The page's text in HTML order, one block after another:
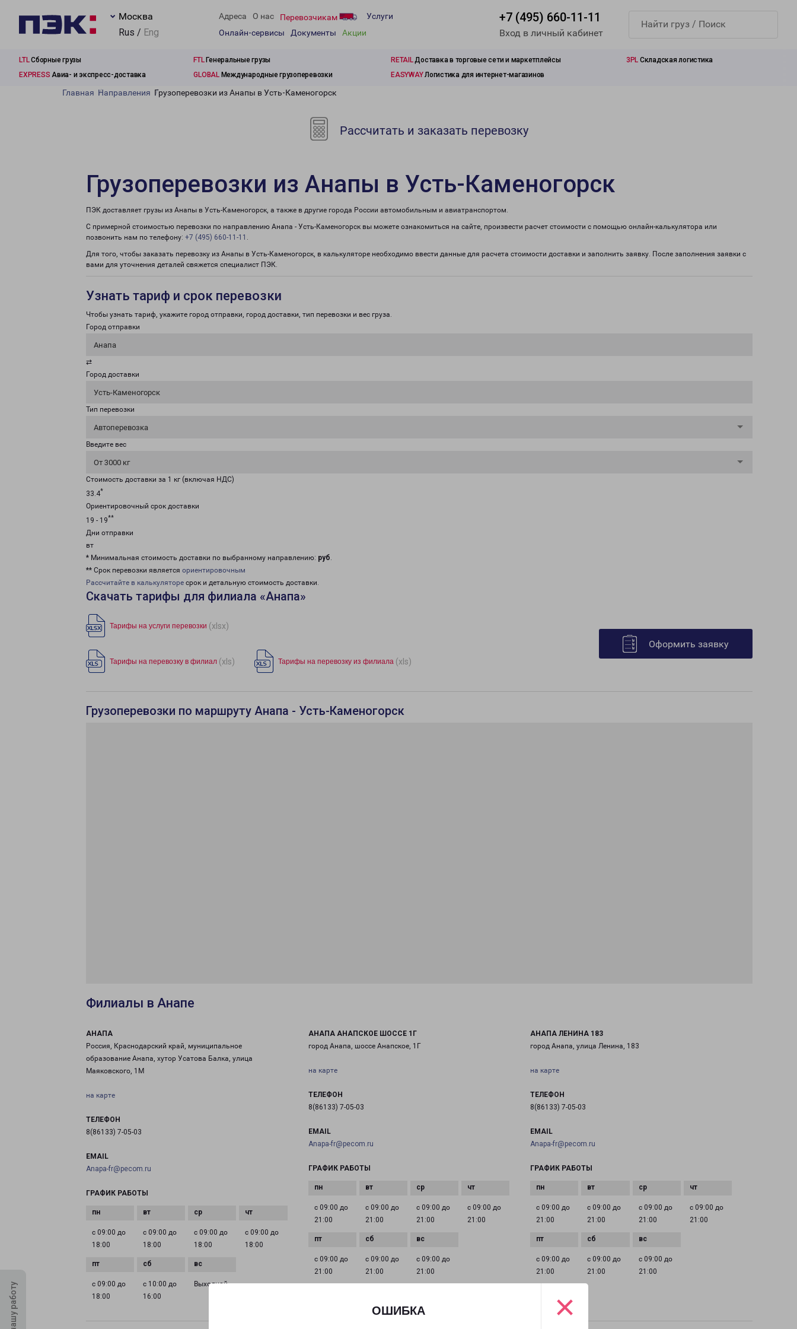
ОШИБКА ×
Москва
Rus / Eng
Адреса О нас Перевозчикам
Услуги
Онлайн-сервисы
Документы Акции
+7 (495) 660-11-11
Вход в личный кабинет
LTLСборные грузы FTLГенеральные грузы RETAILДоставка в торговые сети и маркетплейсы 3PL Складская логистика
EXPRESS Авиа- и экспресс-доставка GLOBALМеждународные грузоперевозки EASYWAYЛогистика для интернет-магазинов
Главная Направления Грузоперевозки из Анапы в Усть-Каменогорск
Рассчитать и заказать перевозку
Грузоперевозки из Анапы в Усть-Каменогорск
ПЭК доставляет грузы из Анапы в Усть-Каменогорск, а также в другие города России автомобильным и авиатранспортом.
С примерной стоимостью перевозки по направлению Анапа - Усть-Каменогорск вы можете ознакомиться на сайте, произвести расчет стоимости с помощью онлайн-калькулятора или
позвонить нам по телефону: +7 (495) 660-11-11 .
Для того, чтобы заказать перевозку из Анапы в Усть-Каменогорск, в калькуляторе необходимо ввести данные для расчета стоимости доставки и заполнить заявку. После заполнения заявки с
вами для уточнения деталей свяжется специалист ПЭК.
Узнать тариф и срок перевозки
Чтобы узнать тариф, укажите город отправки, город доставки, тип перевозки и вес груза.
Город отправки
Анапа
⇄
Город доставки
Усть-Каменогорск
Тип перевозки
Автоперевозка
Введите вес
От 3000 кг
Стоимость доставки за 1 кг (включая НДС)
33.4*
Ориентировочный срок доставки
19 - 19**
Дни отправки
вт
* Минимальная стоимость доставки по выбранному направлению: руб.
** Срок перевозки является ориентировочным
Рассчитайте в калькуляторе срок и детальную стоимость доставки.
Скачать тарифы для филиала «Анапа»
Тарифы на услуги перевозки (xlsx)
Тарифы на перевозку в филиал (xls) Тарифы на перевозку из филиала (xls)
Оформить заявку
Грузоперевозки по маршруту Анапа - Усть-Каменогорск
Филиалы в Анапе
АНАПА
Россия, Краснодарский край, муниципальное
образование Анапа, хутор Усатова Балка, улица
Маяковского, 1М
на карте
ТЕЛЕФОН
8(86133) 7-05-03
EMAIL
Anapa-fr@pecom.ru
ГРАФИК РАБОТЫ
с 09:00 до
18:00
с 09:00 до
18:00
с 09:00 до
18:00
с 09:00 до
18:00
с 09:00 до
18:00
с 10:00 до
16:00
Выходной
АНАПА АНАПСКОЕ ШОССЕ 1Г
город Анапа, шоссе Анапское, 1Г
на карте
ТЕЛЕФОН
8(86133) 7-05-03
EMAIL
Anapa-fr@pecom.ru
ГРАФИК РАБОТЫ
с 09:00 до
21:00
с 09:00 до
21:00
с 09:00 до
21:00
с 09:00 до
21:00
с 09:00 до
21:00
с 09:00 до
21:00
с 09:00 до
21:00
АНАПА ЛЕНИНА 183
город Анапа, улица Ленина, 183
на карте
ТЕЛЕФОН
8(86133) 7-05-03
EMAIL
Anapa-fr@pecom.ru
ГРАФИК РАБОТЫ
с 09:00 до
21:00
с 09:00 до
21:00
с 09:00 до
21:00
с 09:00 до
21:00
с 09:00 до
21:00
с 09:00 до
21:00
с 09:00 до
21:00